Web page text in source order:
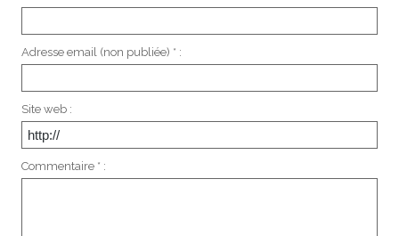
Adresse email (non publiée) * :
Site web :
Commentaire * :